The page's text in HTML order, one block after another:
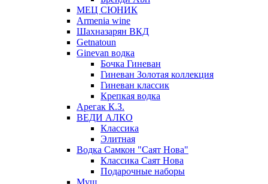
МЕЦ СЮНИК
Armenia wine
Шахназарян ВКД
Getnatoun
Ginevan водка
Бочка Гиневан
Гиневан Золотая коллекция
Гиневан классик
Крепкая водка
Арегак К.З.
ВЕДИ АЛКО
Классика
Элитная
Водка Самкон "Саят Нова"
Классика Саят Нова
Подарочные наборы
Муш